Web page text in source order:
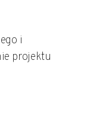
i
projektu